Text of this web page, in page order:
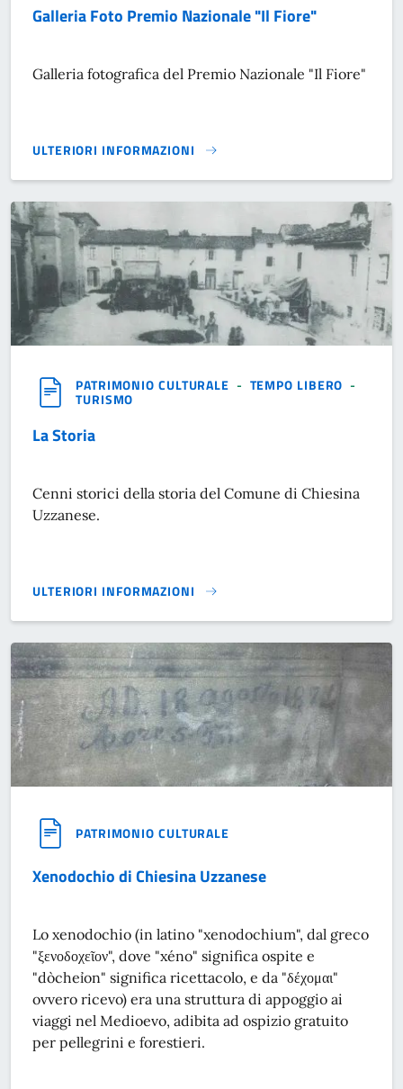
Galleria Foto Premio Nazionale "Il Fiore"
Galleria fotografica del Premio Nazionale "Il Fiore"
ULTERIORI INFORMAZIONI
GALLERIA FOTO PREMIO NAZIONALE "IL FIORE"}
PATRIMONIO CULTURALE - TEMPO LIBERO -
TURISMO
La Storia
Cenni storici della storia del Comune di Chiesina
Uzzanese.
ULTERIORI INFORMAZIONI
LA STORIA}
PATRIMONIO CULTURALE
Xenodochio di Chiesina Uzzanese
Lo xenodochio (in latino "xenodochium", dal greco
"ξενοδοχεῖον", dove "xéno" significa ospite e
"dòcheỉon" significa ricettacolo, e da "δέχομαι"
ovvero ricevo) era una struttura di appoggio ai
viaggi nel Medioevo, adibita ad ospizio gratuito
per pellegrini e forestieri.